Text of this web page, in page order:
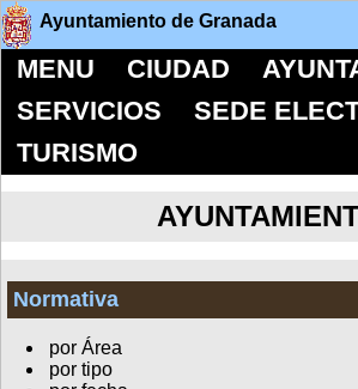
Ayuntamiento de Granada
MENU CIUDAD
SERVICIOS
SEDE
TURISMO
Normativa
por Área
por tipo